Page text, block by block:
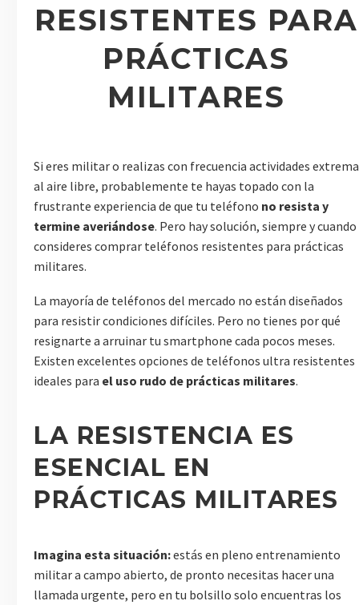
RESISTENTES PARA
PRÁCTICAS
MILITARES
Si eres militar o realizas con frecuencia actividades extrema
al aire libre, probablemente te hayas topado con la
frustrante experiencia de que tu teléfono no resista y
termine averiándose. Pero hay solución, siempre y cuando
consideres comprar teléfonos resistentes para prácticas
militares.
La mayoría de teléfonos del mercado no están diseñados
para resistir condiciones difíciles. Pero no tienes por qué
resignarte a arruinar tu smartphone cada pocos meses.
Existen excelentes opciones de teléfonos ultra resistentes
ideales para el uso rudo de prácticas militares.
LA RESISTENCIA ES
ESENCIAL EN
PRÁCTICAS MILITARES
Imagina esta situación:estás en pleno entrenamiento
militar a campo abierto, de pronto necesitas hacer una
llamada urgente, pero en tu bolsillo solo encuentras los